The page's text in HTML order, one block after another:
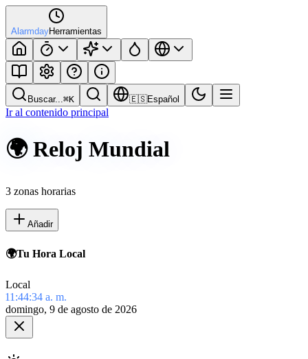
AlarmdayHerramientas
Buscar...⌘K 🇪🇸Español
Ir al contenido principal
🌍Reloj Mundial
3 zonas horarias
Añadir
🌍Tu Hora Local
Local
11:44:34 a. m.
domingo, 9 de agosto de 2026